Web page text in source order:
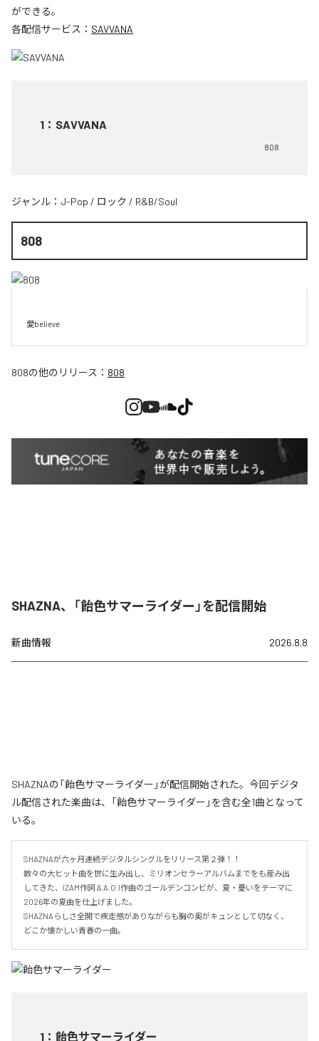
ができる。
各配信サービス： SAVVANA
1 ： SAVVANA
808
ジャンル： J-Pop / ロック / R&B/Soul
808
愛believe
808の他のリリース： 808
SHAZNA、「飴色サマーライダー」を配信開始
新曲情報 2026.8.8
SHAZNAの「飴色サマーライダー」が配信開始された。今回デジタ
ル配信された楽曲は、「飴色サマーライダー」を含む全1曲となって
いる。
SHAZNAが六ヶ月連続デジタルシングルをリリース第２弾！！
数々の大ヒット曲を世に生み出し、ミリオンセラーアルバムまでをも産み出
してきた、IZAM作詞 & A.O.I作曲のゴールデンコンビが、夏・憂いをテーマに
2026年の夏曲を仕上げました。
SHAZNAらしさ全開で疾走感がありながらも胸の奥がキュンとして切なく、
どこか懐かしい青春の一曲。
1 ： 飴色サマーライダー